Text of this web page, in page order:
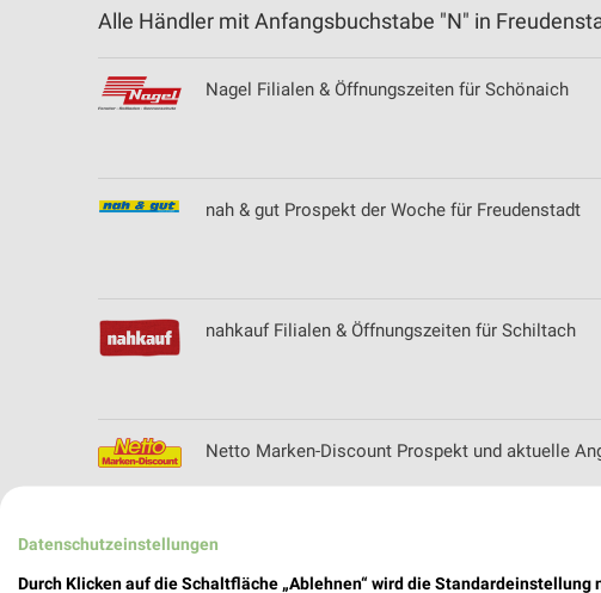
Alle Händler mit Anfangsbuchstabe "N" in
Nagel Filialen & Öffnungszeiten für Schönaich
nah & gut Prospekt der Woche für Freudenstadt
nahkauf Filialen & Öffnungszeiten für Schiltach
Netto Marken-Discount Prospekt und aktuelle
NKD Online Prospekt für Freudenstadt
Datenschutzeinstellungen
Durch Klicken auf die Schaltfläche „Ablehnen“ wird die